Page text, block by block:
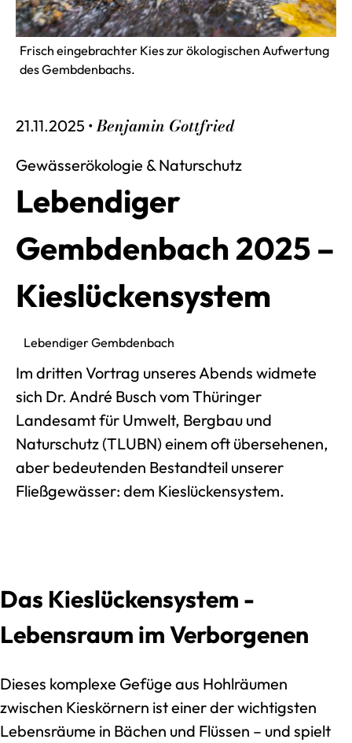
Frisch eingebrachter Kies zur ökologischen Aufwertung
des Gembdenbachs.
21.11.2025 •Benjamin GottfriedVeröffentlich
Gewässerökologie & Naturschutz
Lebendiger
Gembdenbach 2025 –
Kieslückensystem
Lebendiger Gembdenbach
Im dritten Vortrag unseres Abends widmete
sich Dr. André Busch vom Thüringer
Landesamt für Umwelt, Bergbau und
Naturschutz (TLUBN) einem oft übersehenen,
aber bedeutenden Bestandteil unserer
Fließgewässer: dem Kieslückensystem.
Das Kieslückensystem -
Lebensraum im Verborgenen
Dieses komplexe Gefüge aus Hohlräumen
zwischen Kieskörnern ist einer der wichtigsten
Lebensräume in Bächen und Flüssen – und spielt